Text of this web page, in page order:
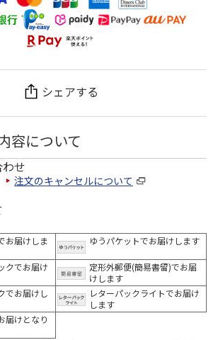
シェアする
容について
せ
注文のキャンセルについて
お届けしま
ゆうパケットでお届けします
クでお届け
定形外郵便(簡易書留)でお届
けします
でお届けし
レターパックライトでお届け
します
届けとなり